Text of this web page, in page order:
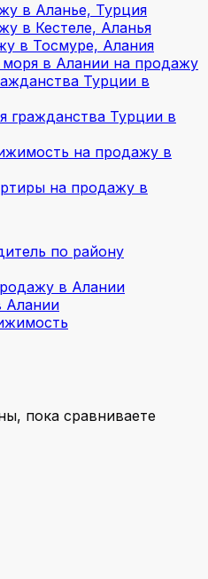
в Аланье, Турция
в Кестеле, Аланья
в Тосмуре, Алания
моря в Алании на продажу
Турции в
гражданства Турции в
на продажу в
на продажу в
по району
в Алании
Алании
пока сравниваете